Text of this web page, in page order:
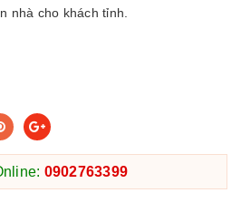
nhà cho khách tỉnh.
0902763399